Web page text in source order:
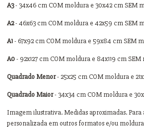
A3- 34x46 cm COM moldura e 30x42 cm SEM
A2- 46x63 cm COM moldura e 42x59 cm SEM
A1- 67x92 cm COM moldura e 59x84 cm SEM
A0- 92x127 cm COM moldura e 84x119 cm
Quadrado Menor- 25x25 cm COM moldura e
Quadrado Maior- 34x34 cm COM moldura e
Imagem ilustrativa. Medidas aproximadas. Para
personalizada em outros formatos e/ou